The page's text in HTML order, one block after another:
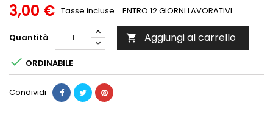
3,00 € Tasse incluse ENTRO 12 GIORNI LAVORATIVI
Quantità  Aggiungi al carrello
 ORDINABILE
Condividi